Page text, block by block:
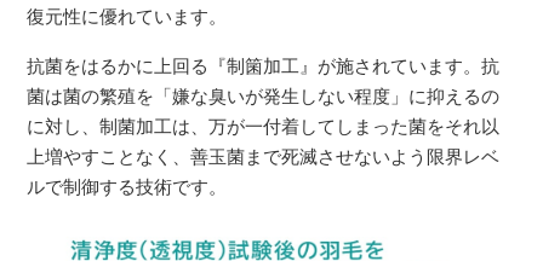
復元性に優れています。
抗菌をはるかに上回る『制箘加工』が施されています。抗
菌は菌の繁殖を「嫌な臭いが発生しない程度」に抑えるの
に対し、制菌加工は、万が一付着してしまった菌をそれ以
上増やすことなく、善玉菌まで死滅させないよう限界レベ
ルで制御する技術です。